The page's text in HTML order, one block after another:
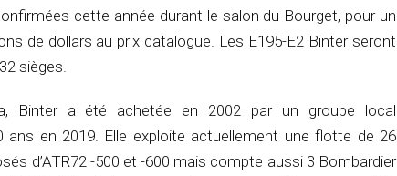
cette année durant le salon du Bourget, pour un
de dollars au prix catalogue. Les E195-E2 Binter seront
sièges.
Binter a été achetée en 2002 par un groupe local
ans en 2019. Elle exploite actuellement une flotte de 26
d’ATR72 -500 et -600 mais compte aussi 3 Bombardier